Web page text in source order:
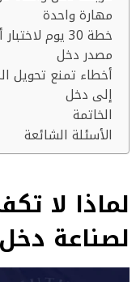
مهارة واحدة
خطة 30 يوم
مصدر دخل
أخطاء تمنع تحويل
إلى دخل
الخاتمة
الأسئلة الشائعة
لماذا لا
لصناعة